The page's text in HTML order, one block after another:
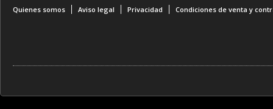
Quienes somos Aviso legal Privacidad Condiciones de venta y